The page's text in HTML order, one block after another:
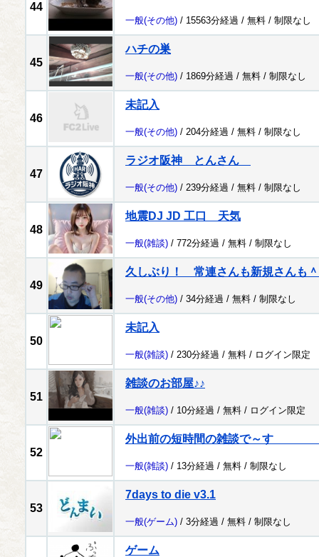
44
一般(その他) / 15563分経過 / 無料 / 制限なし
45
ハチの巣
一般(その他) / 1869分経過 / 無料 / 制限なし
46
未記入
一般(その他) / 204分経過 / 無料 / 制限なし
47
ラジオ阪神 とんさん
一般(その他) / 239分経過 / 無料 / 制限なし
48
地震DJ JD 工口 天気
一般(雑談) / 772分経過 / 無料 / 制限なし
49
久しぶり！ 常連さんも新規さん
一般(その他) / 34分経過 / 無料 / 制限なし
50
未記入
一般(雑談) / 230分経過 / 無料 / ログイン限定
51
雑談のお部屋♪♪
一般(雑談) / 10分経過 / 無料 / ログイン限定
52
外出前の短時間の雑談で～す
一般(雑談) / 13分経過 / 無料 / 制限なし
53
7days to die v3.1
一般(ゲーム) / 3分経過 / 無料 / 制限なし
ゲーム